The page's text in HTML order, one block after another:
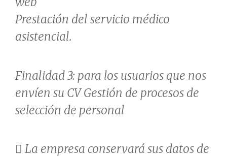
Prestación del servicio médico
asistencial.
Finalidad 3: para los usuarios que nos
envíen su CV Gestión de procesos de
selección de personal
 La empresa conservará sus datos de